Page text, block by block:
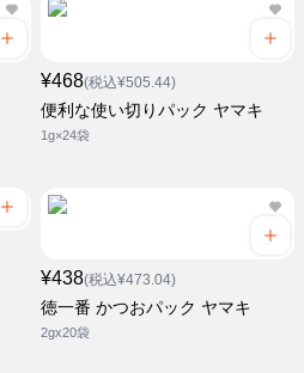
¥468(税込¥505.44)
便利な使い切りパック ヤマキ
1g×24袋
¥438(税込¥473.04)
徳一番 かつおパック ヤマキ
2gx20袋